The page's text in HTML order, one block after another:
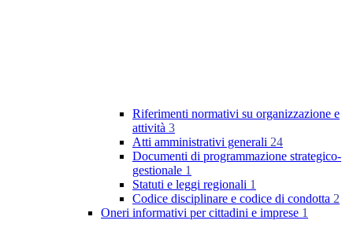
Riferimenti normativi su organizzazione e
attività 3
Atti amministrativi generali 24
Documenti di programmazione strategico-
gestionale 1
Statuti e leggi regionali 1
Codice disciplinare e codice di condotta 2
Oneri informativi per cittadini e imprese 1